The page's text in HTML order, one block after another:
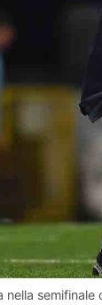
nella